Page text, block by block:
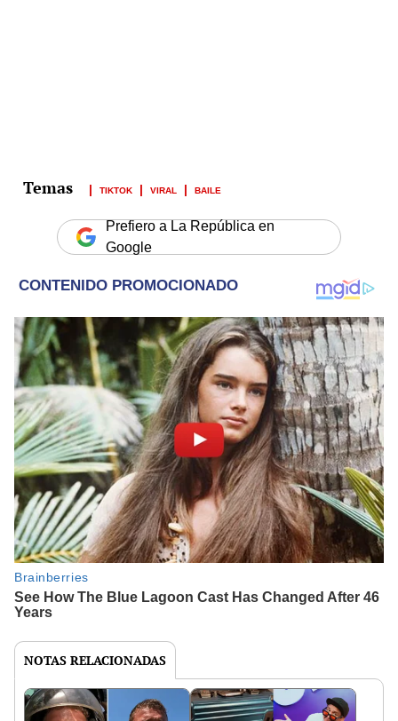
TIKTOK VIRAL BAILE
Prefiero a La República en
Google
NOTAS RELACIONADAS